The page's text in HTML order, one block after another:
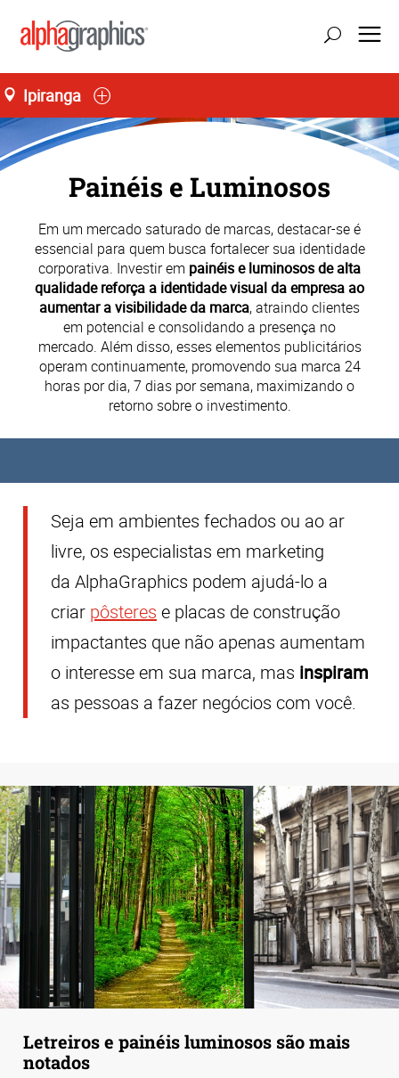
Ipiranga
Painéis e Luminosos
Em um mercado saturado de marcas, destacar-se é
essencial para quem busca fortalecer sua identidade
corporativa. Investir em painéis e luminosos de alta
qualidade reforça a identidade visual da empresa ao
aumentar a visibilidade da marca, atraindo clientes
em potencial e consolidando a presença no
mercado. Além disso, esses elementos publicitários
operam continuamente, promovendo sua marca 24
horas por dia, 7 dias por semana, maximizando o
retorno sobre o investimento.
Seja em ambientes fechados ou ao ar
livre, os especialistas em marketing
da AlphaGraphics podem ajudá-lo a
criar pôsteres e placas de construção
impactantes que não apenas aumentam
o interesse em sua marca, mas inspiram
as pessoas a fazer negócios com você.
Letreiros e painéis luminosos são mais
notados